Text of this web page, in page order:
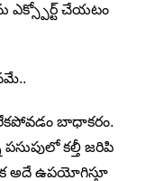
ఎక్స్పోర్ట్ చేయటం
బాధాకరం.
కల్తీ జరిపి
అదే ఉపయోగిస్తూ